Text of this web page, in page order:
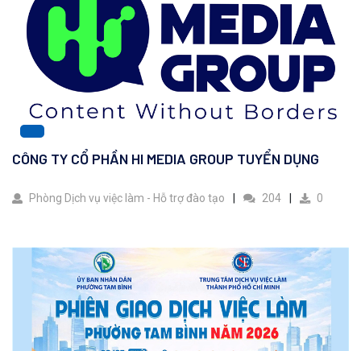
CÔNG TY CỔ PHẦN HI MEDIA GROUP TUYỂN DỤNG
Phòng Dịch vụ việc làm - Hỗ trợ đào tạo 204 0